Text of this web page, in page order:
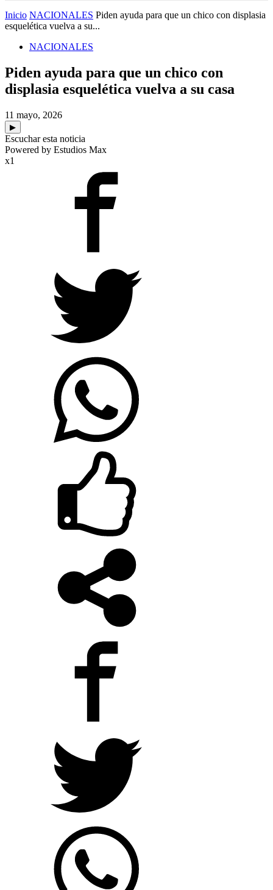
Inicio NACIONALES Piden ayuda para que un chico con displasia
esquelética vuelva a su...
NACIONALES
Piden ayuda para que un chico con
displasia esquelética vuelva a su casa
11 mayo, 2026
▶
Escuchar esta noticia
Powered by Estudios Max
x1